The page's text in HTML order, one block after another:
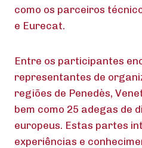
como os parceiros
e Eurecat.
Entre os participantes
representantes de
regiões de Penedès,
bem como 25 adegas de
europeus. Estas partes
experiências e